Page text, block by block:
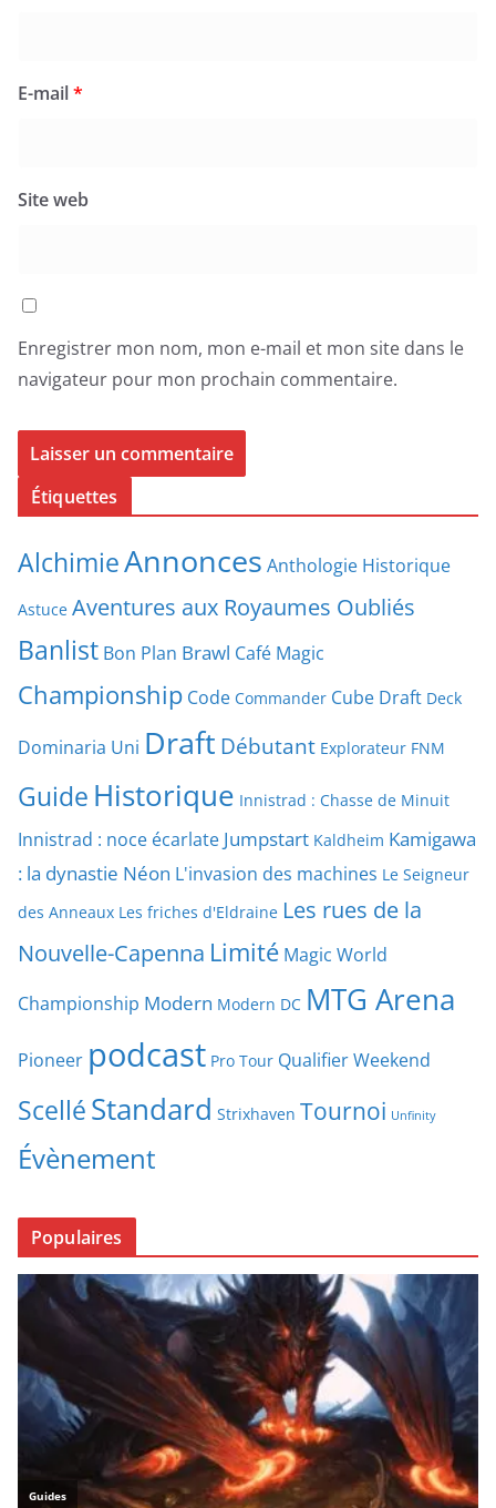
E-mail*
Site web
Enregistrer mon nom, mon e-mail et mon site dans le
navigateur pour mon prochain commentaire.
Étiquettes
AlchimieAnnonces Anthologie Historique
Astuce Aventures aux Royaumes Oubliés
Banlist Bon Plan Brawl Café Magic
Championship Code Commander Cube Draft Deck
Dominaria Uni Draft Débutant Explorateur FNM
Guide Historique Innistrad : Chasse de Minuit
Innistrad : noce écarlate Jumpstart Kaldheim Kamigawa
: la dynastie Néon L'invasion des machines Le Seigneur
des Anneaux Les friches d'Eldraine Les rues de la
Nouvelle-Capenna Limité Magic World
Championship Modern Modern DC MTG Arena
Pioneer podcast Pro Tour Qualifier Weekend
ScelléStandard Strixhaven Tournoi Unfinity
Évènement
Populaires